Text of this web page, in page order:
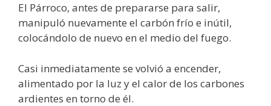
El Párroco, antes de prepararse para salir,
manipuló nuevamente el carbón frío e inútil,
colocándolo de nuevo en el medio del fuego.
Casi inmediatamente se volvió a encender,
alimentado por la luz y el calor de los carbones
ardientes en torno de él.